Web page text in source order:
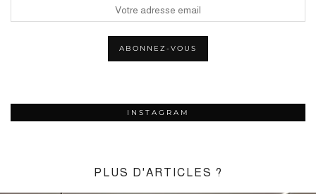
INSTAGRAM
PLUS D'ARTICLES ?